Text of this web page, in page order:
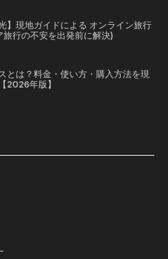
】現地ガイドによる オンライン旅行
旅行の不安を出発前に解決)
とは？料金・使い方・購入方法を現
2026年版】